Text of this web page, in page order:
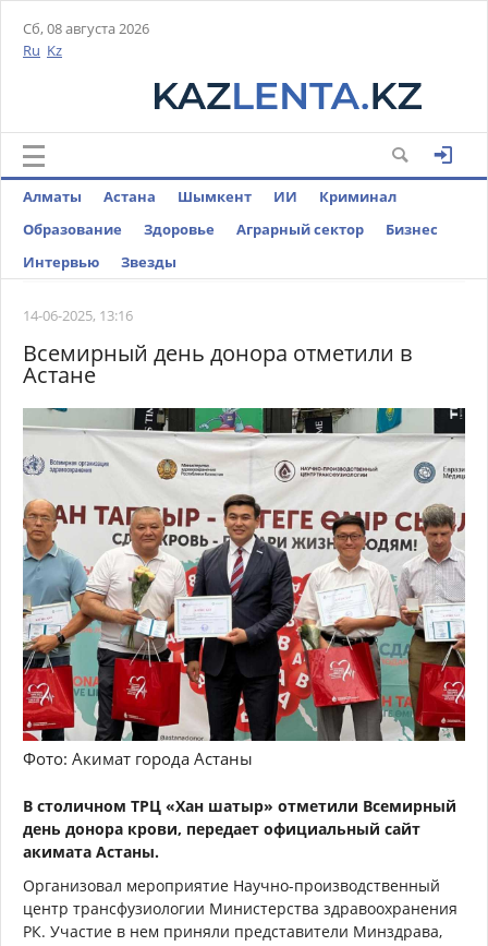
Сб, 08 августа 2026
Ru Kz
Алматы Астана Шымкент ИИ
Криминал
Образование
Здоровье Аграрный сектор
Бизнес
Интервью
Звезды
14-06-2025, 13:16
Всемирный день донора отметили в
Астане
Фото: Акимат города Астаны
В столичном ТРЦ «Хан шатыр» отметили Всемирный
день донора крови, передает официальный сайт
акимата Астаны.
Организовал мероприятие Научно-производственный
центр трансфузиологии Министерства здравоохранения
РК. Участие в нем приняли представители Минздрава,